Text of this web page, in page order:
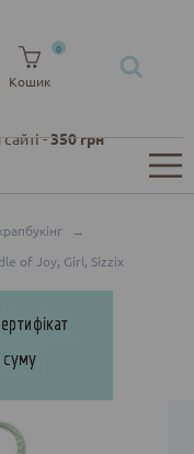
-350 грн
Кошик
0
→
of Joy, Girl, Sizzix